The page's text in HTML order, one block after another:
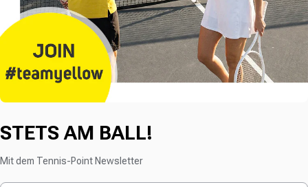
STETS AM BALL!
Mit dem Tennis-Point Newsletter